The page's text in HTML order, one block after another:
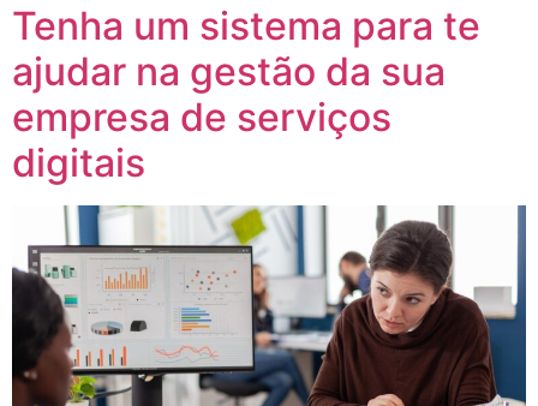
Tenha um sistema para te
ajudar na gestão da sua
empresa de serviços
digitais